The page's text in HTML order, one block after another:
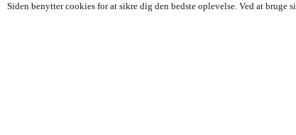
Siden benytter cookies for at sikre dig den bedste oplevelse. Ved at bruge